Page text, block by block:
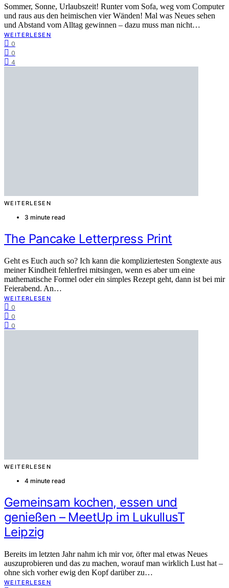
Sommer, Sonne, Urlaubszeit! Runter vom Sofa, weg vom Computer
und raus aus den heimischen vier Wänden! Mal was Neues sehen
und Abstand vom Alltag gewinnen – dazu muss man nicht…
WEITERLESEN
0
0
4
WEITERLESEN
3 minute read
The Pancake Letterpress Print
Geht es Euch auch so? Ich kann die kompliziertesten Songtexte aus
meiner Kindheit fehlerfrei mitsingen, wenn es aber um eine
mathematische Formel oder ein simples Rezept geht, dann ist bei mir
Feierabend. An…
WEITERLESEN
0
0
0
WEITERLESEN
4 minute read
Gemeinsam kochen, essen und
genießen – MeetUp im LukullusT
Leipzig
Bereits im letzten Jahr nahm ich mir vor, öfter mal etwas Neues
auszuprobieren und das zu machen, worauf man wirklich Lust hat –
ohne sich vorher ewig den Kopf darüber zu…
WEITERLESEN